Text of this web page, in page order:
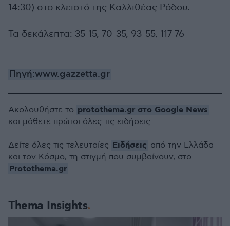
14:30) στο κλειστό της Καλλιθέας Ρόδου.
Τα δεκάλεπτα: 35-15, 70-35, 93-55, 117-76
Πηγή:www.gazzetta.gr
Thema Insights
Ακολουθήστε το protothema.gr στο Google News
και μάθετε πρώτοι όλες τις ειδήσεις
Δείτε όλες τις τελευταίες Ειδήσεις από την Ελλάδα
και τον Κόσμο, τη στιγμή που συμβαίνουν, στο
Protothema.gr